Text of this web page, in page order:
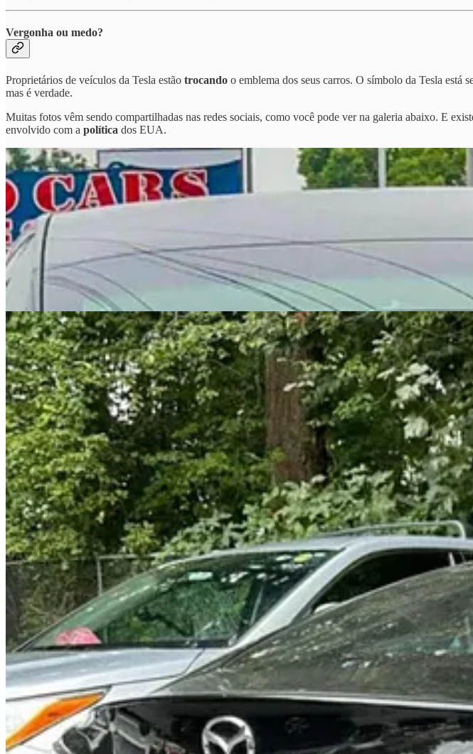
Vergonha ou medo?
Proprietários de veículos da Tesla estão trocando o emblema dos seus carros. O símbolo da Tesla está
mas é verdade.
Muitas fotos vêm sendo compartilhadas nas redes sociais, como você pode ver na galeria abaixo. E
envolvido com a política dos EUA.
Vergonha:proprietários de carros da Tesla, contrários à política de Musk, não querem ser associados
Medo:também por conta do envolvimento político, carros da Tesla têm sido alvo de vandalismo nos
políticas de Elon Musk.
Todos contra a gasolina
Em uma parceria improvável, Stella Li, vice-presidente daBYD, disse que gostaria de firmar uma
disputa, eles têm esseponto em comum.
Além da “luta” contra os carros à gasolina, a BYD disse que está disposta acompartilhar tecnologia